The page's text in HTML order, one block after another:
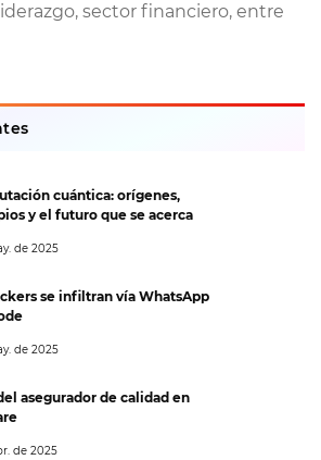
sector financiero, entre
cuántica: orígenes,
y el futuro que se acerca
de 2025
se infiltran vía WhatsApp
de 2025
asegurador de calidad en
de 2025